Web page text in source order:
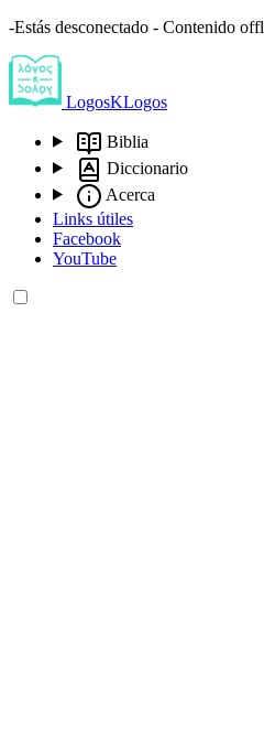
-Estás desconectado - Contenido
LogosKLogos
Biblia
Diccionario
Acerca
Links útiles
Facebook
YouTube